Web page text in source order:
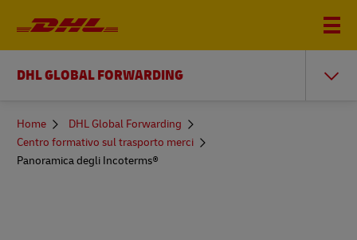
DHL GLOBAL FORWARDING
You
here
Home
DHL Global Forwarding
Centro formativo sul trasporto merci
Panoramica degli Incoterms®